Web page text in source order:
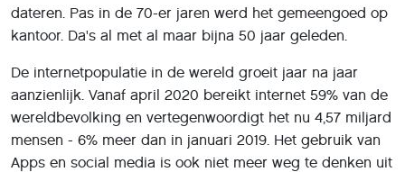
dateren. Pas in de 70-er jaren werd het gemeengoed op
kantoor. Da's al met al maar bijna 50 jaar geleden.
De internetpopulatie in de wereld groeit jaar na jaar
aanzienlijk. Vanaf april 2020 bereikt internet 59% van de
wereldbevolking en vertegenwoordigt het nu 4,57 miljard
mensen - 6% meer dan in januari 2019. Het gebruik van
Apps en social media is ook niet meer weg te denken uit